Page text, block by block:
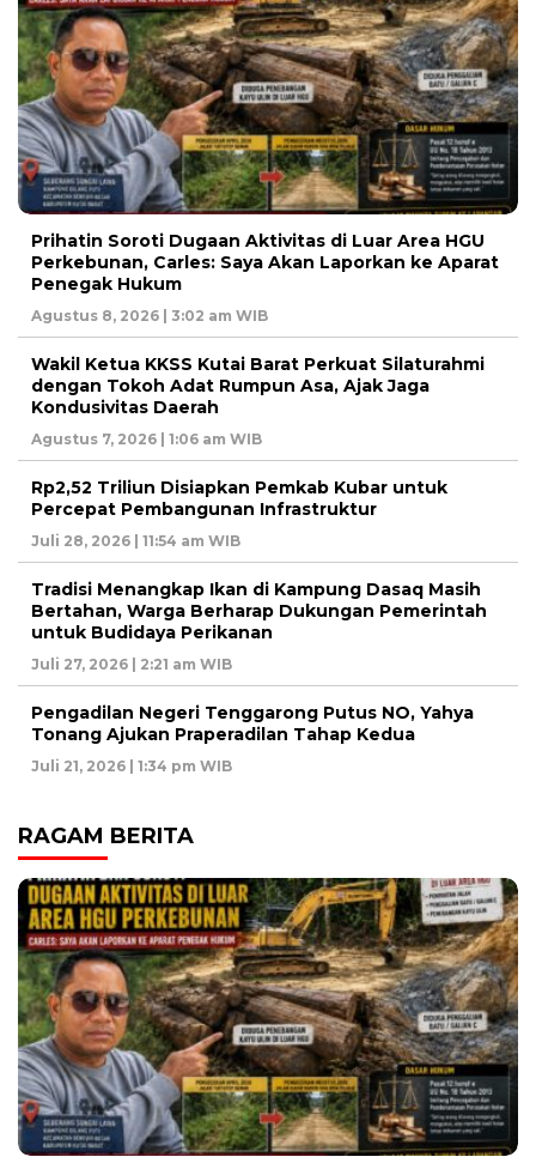
Prihatin Soroti Dugaan Aktivitas di Luar Area HGU
Perkebunan, Carles: Saya Akan Laporkan ke Aparat
Penegak Hukum
Agustus 8, 2026 | 3:02 am WIB
Wakil Ketua KKSS Kutai Barat Perkuat Silaturahmi
dengan Tokoh Adat Rumpun Asa, Ajak Jaga
Kondusivitas Daerah
Agustus 7, 2026 | 1:06 am WIB
Rp2,52 Triliun Disiapkan Pemkab Kubar untuk
Percepat Pembangunan Infrastruktur
Juli 28, 2026 | 11:54 am WIB
Tradisi Menangkap Ikan di Kampung Dasaq Masih
Bertahan, Warga Berharap Dukungan Pemerintah
untuk Budidaya Perikanan
Juli 27, 2026 | 2:21 am WIB
Pengadilan Negeri Tenggarong Putus NO, Yahya
Tonang Ajukan Praperadilan Tahap Kedua
Juli 21, 2026 | 1:34 pm WIB
RAGAM BERITA